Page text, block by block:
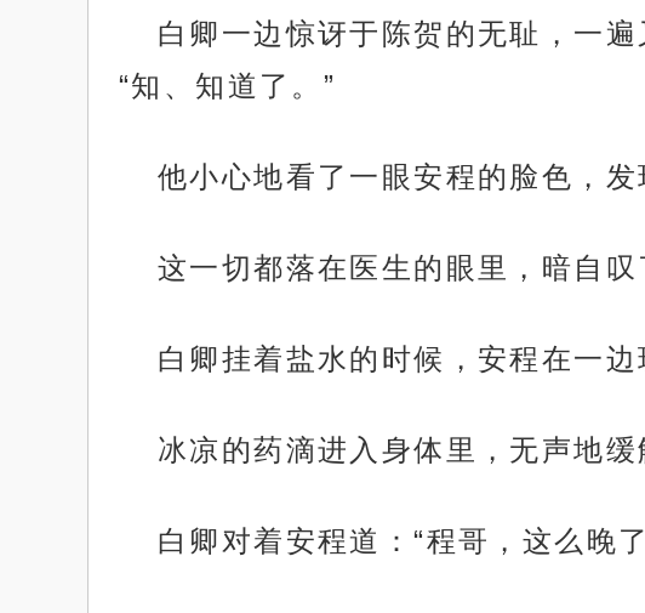
白卿一边惊讶于陈贺的无耻，一
“知、知道了。”
他小心地看了一眼安程的脸色，
这一切都落在医生的眼里，暗自
白卿挂着盐水的时候，安程在一
冰凉的药滴进入身体里，无声地
白卿对着安程道：“程哥，这么晚